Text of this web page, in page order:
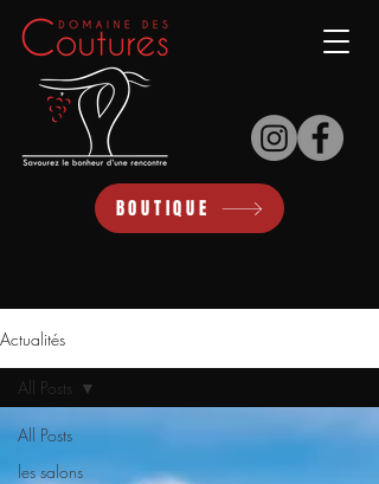
BOUTIQUE
Actualités
All Posts
les salons
All Posts